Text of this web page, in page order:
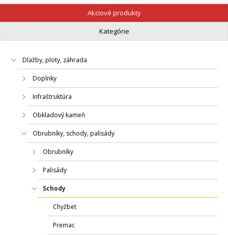
Akciové produkty
Kategórie
Dlažby, ploty, záhrada
Doplnky
Infraštruktúra
Obkladový kameň
Obrubníky, schody, palisády
Obrubníky
Palisády
Schody
Chyžbet
Premac